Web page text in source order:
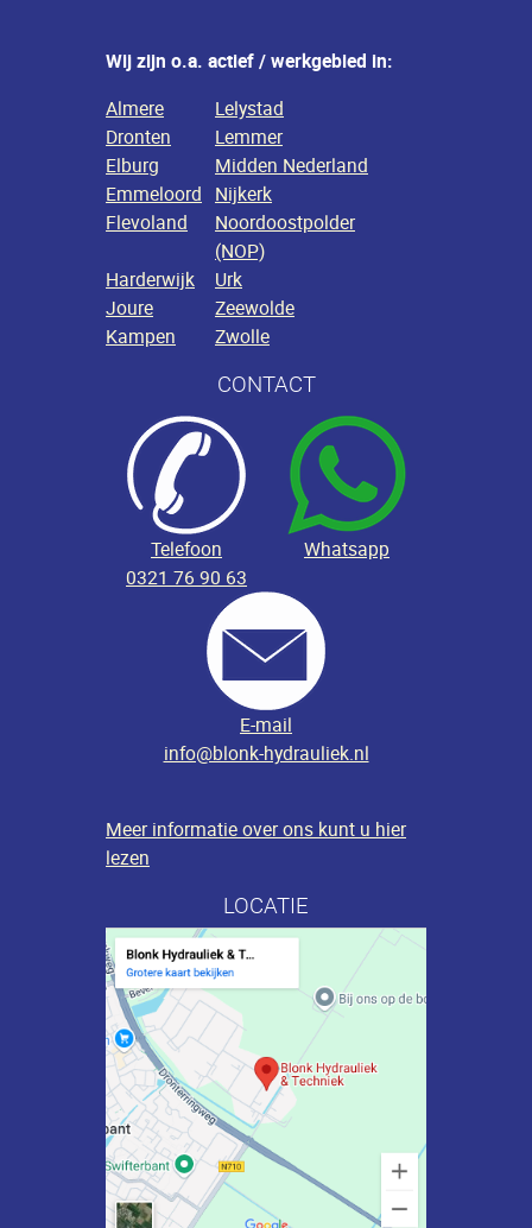
Wij zijn o.a. actief / werkgebied in:
Almere
Lelystad
Dronten
Lemmer
Elburg
Midden Nederland
Emmeloord Nijkerk
Flevoland
Noordoostpolder
(NOP)
Harderwijk
Urk
Joure
Zeewolde
Kampen
Zwolle
CONTACT
Telefoon
Whatsapp
0321 76 90 63
E-mail
info@blonk-hydrauliek.nl
Meer informatie over ons kunt u hier
lezen
LOCATIE